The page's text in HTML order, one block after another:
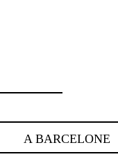
A BARCELONE